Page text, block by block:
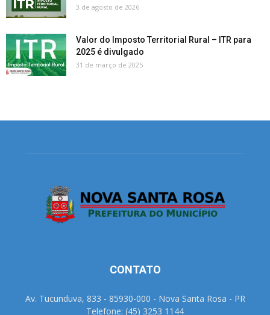
3 de agosto de 2026
Valor do Imposto Territorial Rural – ITR para
2025 é divulgado
31 de março de 2025
CONTATO
Av. Tucunduva, 833 - 85930-000 - Nova Santa Rosa - PR
Telefone: (45) 3253 1144